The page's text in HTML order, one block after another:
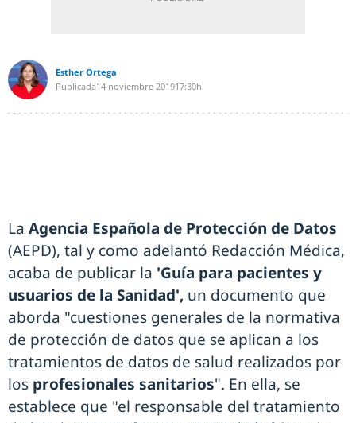
Esther Ortega
Publicada14 noviembre 201917:30h
La Agencia Española de Protección de Datos
(AEPD), tal y como adelantó Redacción Médica,
acaba de publicar la 'Guía para pacientes y
usuarios de la Sanidad', un documento que
aborda "cuestiones generales de la normativa
de protección de datos que se aplican a los
tratamientos de datos de salud realizados por
los profesionales sanitarios". En ella, se
establece que "el responsable del tratamiento